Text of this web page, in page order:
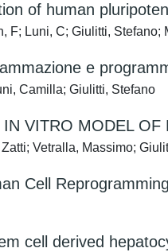
of human
F; Luni, C; Giulitti,
e
Camilla; Giulitti, Stefano
VITRO MODEL OF
Vetralla, Massimo;
Cell
cell derived